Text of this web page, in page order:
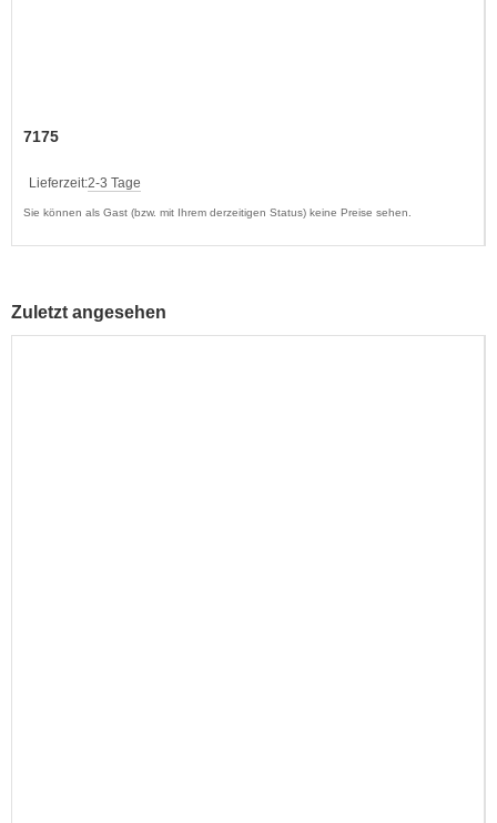
7175
Lieferzeit:2-3 Tage
Sie können als Gast (bzw. mit Ihrem derzeitigen Status) keine Preise sehen.
Zuletzt angesehen